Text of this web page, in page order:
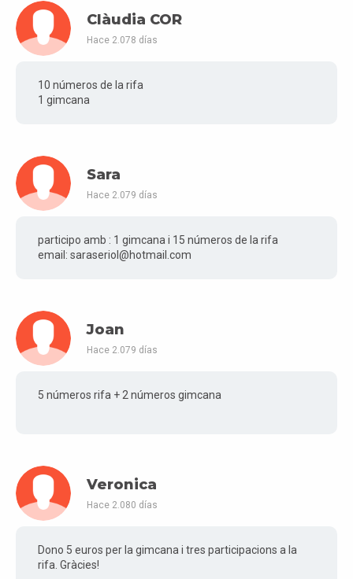
Clàudia COR
Hace 2.078 días
10 números de la rifa
1 gimcana
Sara
Hace 2.079 días
participo amb : 1 gimcana i 15 números de la rifa
email: saraseriol@hotmail.com
Joan
Hace 2.079 días
5 números rifa + 2 números gimcana
Veronica
Hace 2.080 días
Dono 5 euros per la gimcana i tres participacions a la
rifa. Gràcies!